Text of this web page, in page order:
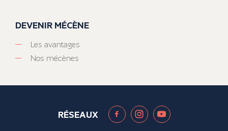
DEVENIR MÉCÈNE
Les avantages
Nos mécènes
RÉSEAUX